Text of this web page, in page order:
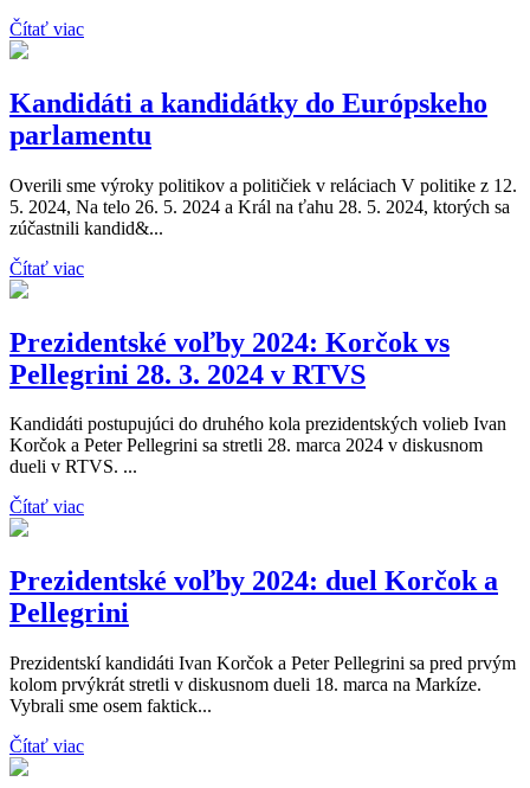
Čítať viac
Kandidáti a kandidátky do Európskeho
parlamentu
Overili sme výroky politikov a političiek v reláciach V politike z 12.
5. 2024, Na telo 26. 5. 2024 a Král na ťahu 28. 5. 2024, ktorých sa
zúčastnili kandid&...
Čítať viac
Prezidentské voľby 2024: Korčok vs
Pellegrini 28. 3. 2024 v RTVS
Kandidáti postupujúci do druhého kola prezidentských volieb Ivan
Korčok a Peter Pellegrini sa stretli 28. marca 2024 v diskusnom
dueli v RTVS. ...
Čítať viac
Prezidentské voľby 2024: duel Korčok a
Pellegrini
Prezidentskí kandidáti Ivan Korčok a Peter Pellegrini sa pred prvým
kolom prvýkrát stretli v diskusnom dueli 18. marca na Markíze.
Vybrali sme osem faktick...
Čítať viac